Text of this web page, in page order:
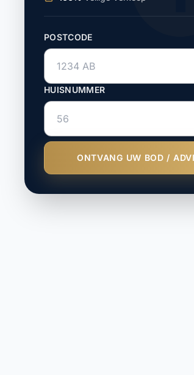
POSTCODE
HUISNUMMER
ONTVANG UW BOD /